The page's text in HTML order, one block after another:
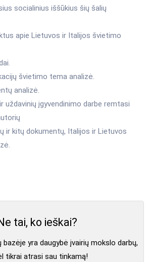
socialinius iššūkius šių šalių
apie Lietuvos ir Italijos švietimo
švietimo tema analizė.
analizė.
uždavinių įgyvendinimo darbe remtasi
ir kitų dokumentų, Italijos ir Lietuvos
tai, ko ieškai?
bazėje yra daugybė įvairių mokslo darbų,
tikrai atrasi sau tinkamą!